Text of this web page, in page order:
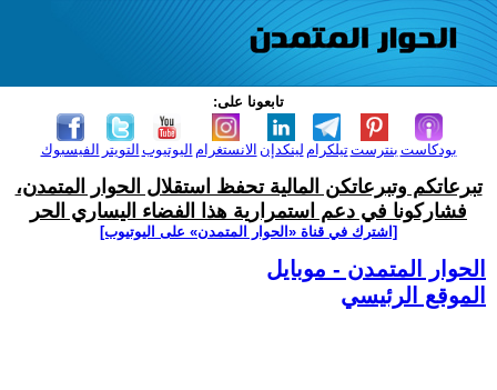
تابعونا على:
الفيسبوك التويتر اليوتيوب الانستغرام لينكدإن تيلكرامبنترست بودكاست
تبرعاتكم وتبرعاتكن المالية تحفظ استقلال الحوار المتمدن،
فشاركونا في دعم استمرارية هذا الفضاء اليساري الحر
[اشترك في قناة ‫«الحوار المتمدن» على اليوتيوب]
الحوار المتمدن - موبايل
الموقع الرئيسي